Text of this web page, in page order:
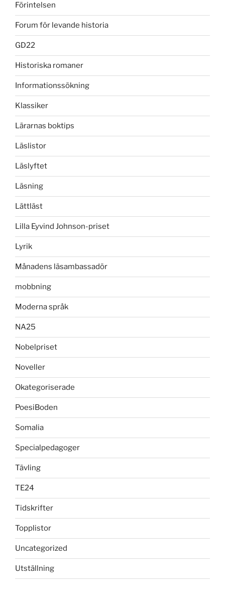
Förintelsen
Forum för levande historia
GD22
Historiska romaner
Informationssökning
Klassiker
Lärarnas boktips
Läslistor
Läslyftet
Läsning
Lättläst
Lilla Eyvind Johnson-priset
Lyrik
Månadens läsambassadör
mobbning
Moderna språk
NA25
Nobelpriset
Noveller
Okategoriserade
PoesiBoden
Somalia
Specialpedagoger
Tävling
TE24
Tidskrifter
Topplistor
Uncategorized
Utställning